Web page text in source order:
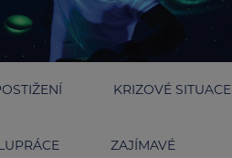
KRIZOVÉ SITUACE
ZAJÍMAVÉ